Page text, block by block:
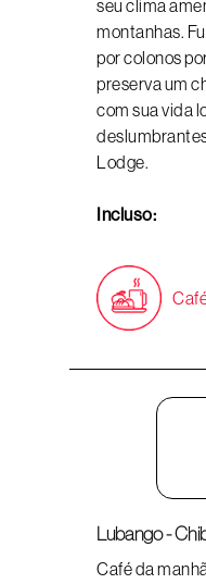
seu clima
montanhas.
por colonos
preserva um
com sua vida
Lodge.
Incluso:
Lubango -
Café da